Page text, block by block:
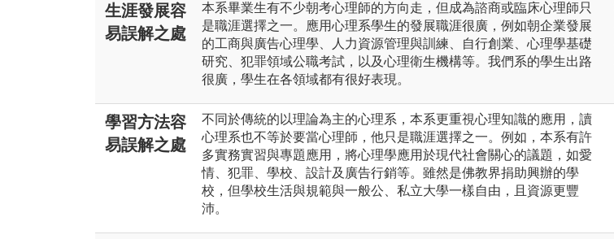
生涯發展容
易誤解之處
本系畢業生有不少朝考心理師的方向走，但成為諮商或臨床心理師只
是職涯選擇之一。應用心理系學生的發展職涯很廣，例如朝企業發展
的工商與廣告心理學、人力資源管理與訓練、自行創業、心理學基礎
研究、犯罪領域公職考試，以及心理衛生機構等。我們系的學生出路
很廣，學生在各領域都有很好表現。
學習方法容
易誤解之處
不同於傳統的以理論為主的心理系，本系更重視心理知識的應用，讀
心理系也不等於要當心理師，他只是職涯選擇之一。例如，本系有許
多實務實習與專題應用，將心理學應用於現代社會關心的議題，如愛
情、犯罪、學校、設計及廣告行銷等。雖然是佛教界捐助興辦的學
校，但學校生活與規範與一般公、私立大學一樣自由，且資源更豐
沛。